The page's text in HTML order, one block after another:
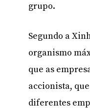
grupo.
Segundo a
organismo
que as
accionista,
diferentes